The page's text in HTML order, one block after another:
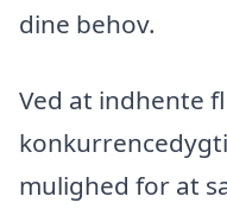
dine behov.
Ved at indhente
mulighed for at